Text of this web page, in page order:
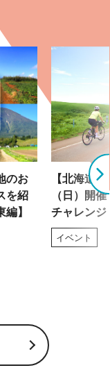
のお
を紹
】
【北海道
（日）開
チャレンジ
イベント